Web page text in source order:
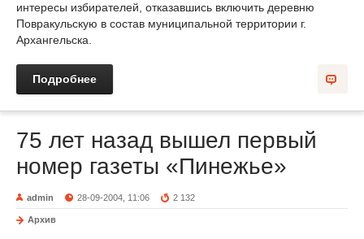
интересы избирателей, отказавшись включить деревню
Повракульскую в состав муниципальной территории г.
Архангельска.
Подробнее
75 лет назад вышел первый
номер газеты «Пинежье»
admin 28-09-2004, 11:06 2 132
Архив